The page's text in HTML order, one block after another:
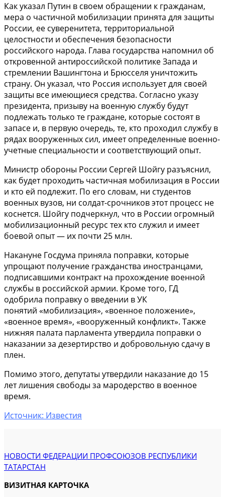
Как указал Путин в своем обращении к гражданам,
мера о частичной мобилизации принята для защиты
России, ее суверенитета, территориальной
целостности и обеспечения безопасности
российского народа. Глава государства напомнил об
откровенной антироссийской политике Запада и
стремлении Вашингтона и Брюсселя уничтожить
страну. Он указал, что Россия использует для своей
защиты все имеющиеся средства. Согласно указу
президента, призыву на военную службу будут
подлежать только те граждане, которые состоят в
запасе и, в первую очередь, те, кто проходил службу в
рядах вооруженных сил, имеет определенные военно-
учетные специальности и соответствующий опыт.
Министр обороны России Сергей Шойгу разъяснил,
как будет проходить частичная мобилизация в России
и кто ей подлежит. По его словам, ни студентов
военных вузов, ни солдат-срочников этот процесс не
коснется. Шойгу подчеркнул, что в России огромный
мобилизационный ресурс тех кто служил и имеет
боевой опыт — их почти 25 млн.
Накануне Госдума приняла поправки, которые
упрощают получение гражданства иностранцами,
подписавшими контракт на прохождение военной
службы в российской армии. Кроме того, ГД
одобрила поправку о введении в УК
понятий «мобилизация», «военное положение»,
«военное время», «вооруженный конфликт». Также
нижняя палата парламента утвердила поправки о
наказании за дезертирство и добровольную сдачу в
плен.
Помимо этого, депутаты утвердили наказание до 15
лет лишения свободы за мародерство в военное
время.
Источник: Известия
НОВОСТИ ФЕДЕРАЦИИ ПРОФСОЮЗОВ РЕСПУБЛИКИ
ТАТАРСТАН
ВИЗИТНАЯ КАРТОЧКА